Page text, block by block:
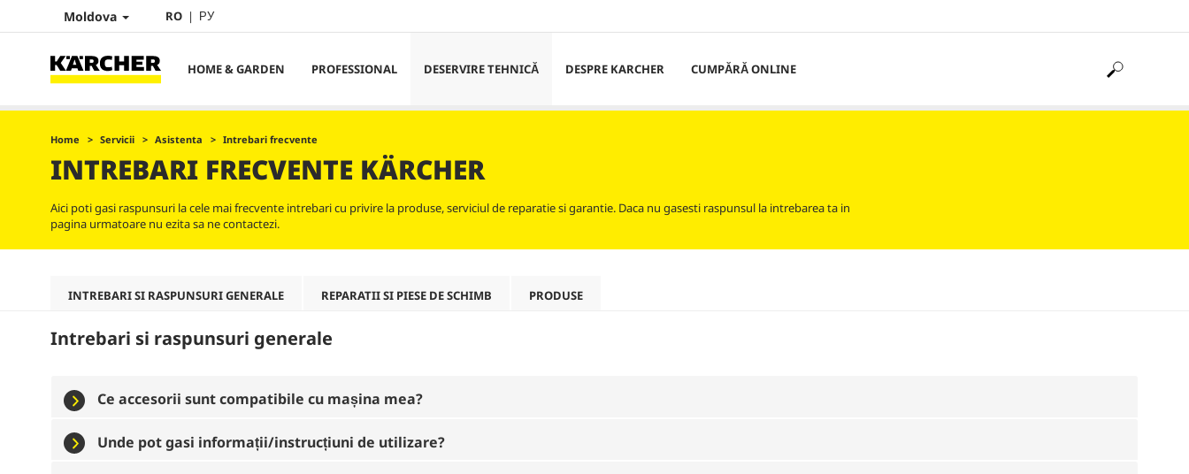
Moldova RO РУ
HOME & GARDEN PROFESSIONAL DESERVIRE TEHNICĂ DESPRE KARCHER CUMPĂRĂ ONLINE
Home Servicii Asistenta Intrebari frecvente
INTREBARI FRECVENTE KÄRCHER
Aici poti gasi raspunsuri la cele mai frecvente intrebari cu privire la produse, serviciul de reparatie si garantie. Daca nu gasesti raspunsul la intrebarea ta in
pagina urmatoare nu ezita sa ne contactezi.
INTREBARI SI RASPUNSURI GENERALE REPARATII SI PIESE DE SCHIMB PRODUSE
Intrebari si raspunsuri generale
Ce accesorii sunt compatibile cu mașina mea?
Unde pot gasi informații/instrucțiuni de utilizare?